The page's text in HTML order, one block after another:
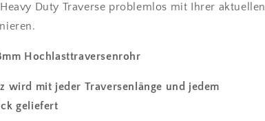
Duty Traverse problemlos mit Ihrer aktuellen
Hochlasttraversenrohr
wird mit jeder Traversenlänge und jedem
geliefert